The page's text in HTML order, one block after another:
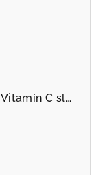
Xyliacertabs 210 tbl.-Vitamín C sladený xylitolom